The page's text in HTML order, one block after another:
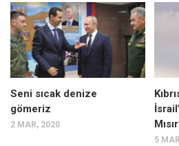
Mehmet Ali Tekin
Abir E. Nahas
Amina S. Jenenkovic
Bağdagül Öz
Esra Elönü
Seni sıcak denize
gömeriz
2 MAR, 2020
5